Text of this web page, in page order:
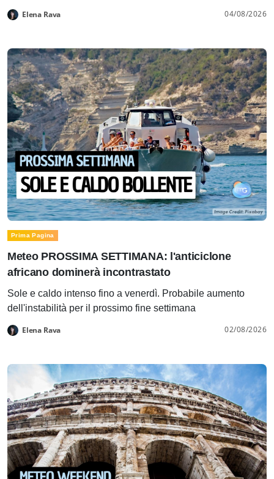
Elena Rava 04/08/2026
Prima Pagina
Meteo PROSSIMA SETTIMANA: l'anticiclone
africano dominerà incontrastato
Sole e caldo intenso fino a venerdì. Probabile aumento
dell'instabilità per il prossimo fine settimana
Elena Rava 02/08/2026